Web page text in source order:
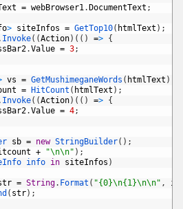
= webBrowser1. DocumentText ;
> siteInfos = GetTop10( htmlText ) ;
Invoke( (Action) ( ( ) => {
.Value = 3;
vs = GetMushimeganeWords ( htmlText )
= HitCount ( htmlText ) ;
Invoke( (Action) ( ( ) => {
.Value = 4;
sb = new StringBuilder( ) ;
+ "\n\n" ) ;
info in siteInfos )
= String. Format ( "{0}\n{1}\n\n" ,
( str) ;